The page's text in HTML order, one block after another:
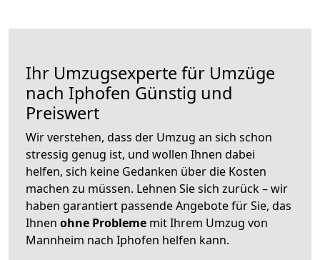
Ihr Umzugsexperte für Umzüge
nach Iphofen Günstig und
Preiswert
Wir verstehen, dass der Umzug an sich schon
stressig genug ist, und wollen Ihnen dabei
helfen, sich keine Gedanken über die Kosten
machen zu müssen. Lehnen Sie sich zurück – wir
haben garantiert passende Angebote für Sie, das
Ihnen ohne Probleme mit Ihrem Umzug von
Mannheim nach Iphofen helfen kann.